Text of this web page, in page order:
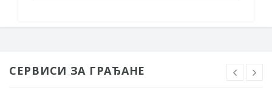
СЕРВИСИ ЗА ГРАЂАНЕ